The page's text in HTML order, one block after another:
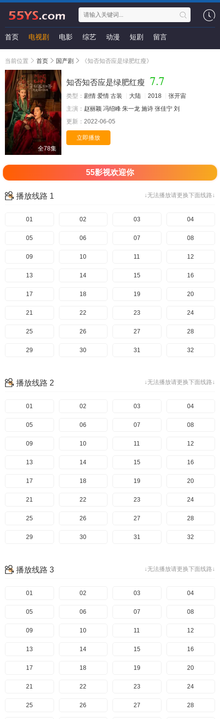
首页 电视剧 电影 综艺 动漫 短剧 留言
当前位置 首页 国产剧 《知否知否应是绿肥红瘦》
全78集
知否知否应是绿肥红瘦 7.7
类型： 剧情 爱情 古装 大陆 2018
张开宙
主演： 赵丽颖 冯绍峰 朱一龙 施诗 张佳宁 刘
更新： 2022-06-05
立即播放
55影视欢迎你
↓无法播放请更换下面线路↓
播放线路 1
01 02 03 04
05 06 07 08
09 10 11 12
13 14 15 16
17 18 19 20
21 22 23 24
25 26 27 28
29 30 31 32
37
41 42 43 44
45 46 47 48
49 50 51 52
53 54 55 56
57 58 59 60
61 62 63 64
65 66 67 68
69 70 71 72
77
↓无法播放请更换下面线路↓
播放线路 2
01 02 03 04
05 06 07 08
09 10 11 12
13 14 15 16
17 18 19 20
21 22 23 24
25 26 27 28
29 30 31 32
37
41 42 43 44
45 46 47 48
49 50 51 52
53 54 55 56
57 58 59 60
61 62 63 64
65 66 67 68
↓无法播放请更换下面线路↓
播放线路 3
01 02 03 04
05 06 07 08
09 10 11 12
13 14 15 16
17 18 19 20
21 22 23 24
25 26 27 28